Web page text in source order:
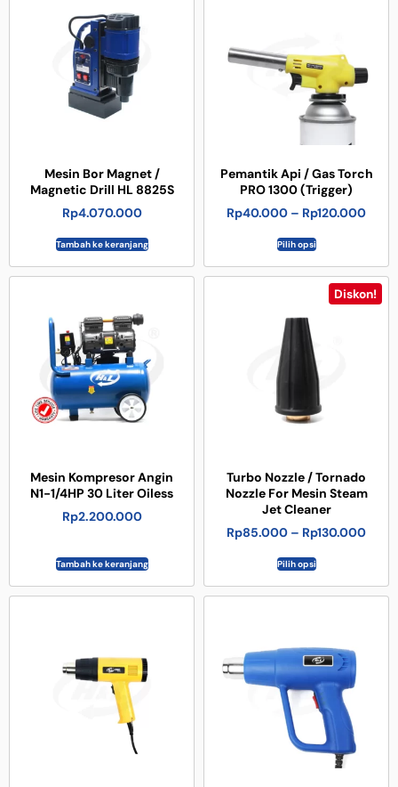
Mesin Bor Magnet /
Magnetic Drill HL 8825S
Rp4.070.000
Tambah ke keranjang
Pemantik Api / Gas Torch
PRO 1300 (Trigger)
Rp40.000 – Rp120.000
Pilih opsi
Mesin Kompresor Angin
N1-1/4HP 30 Liter Oiless
Rp2.200.000
Tambah ke keranjang
Diskon!
Turbo Nozzle / Tornado
Nozzle For Mesin Steam
Jet Cleaner
Rp85.000 – Rp130.000
Pilih opsi